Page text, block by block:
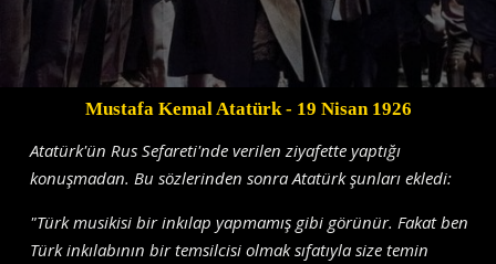
Mustafa Kemal Atatürk- 19 Nisan 1926
Atatürk'ün Rus Sefareti'nde verilen ziyafette yaptığı
konuşmadan. Bu sözlerinden sonra Atatürk şunları ekledi:
"Türk musikisi bir inkılap yapmamış gibi görünür. Fakat ben
Türk inkılabının bir temsilcisi olmak sıfatıyla size temin